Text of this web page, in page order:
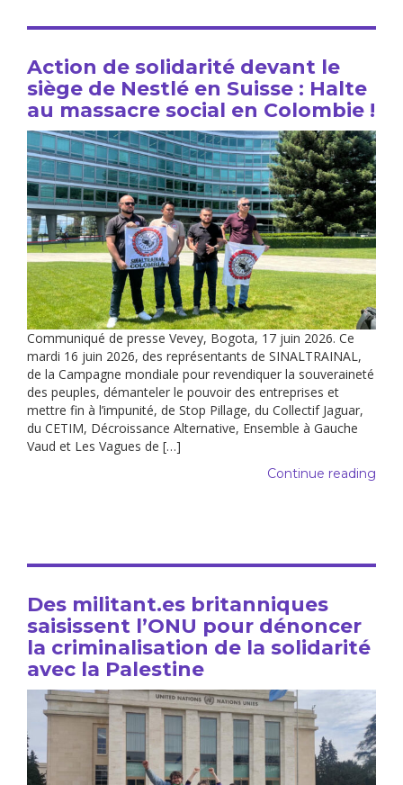
Action de solidarité devant le
siège de Nestlé en Suisse : Halte
au massacre social en Colombie !
Communiqué de presse Vevey, Bogota, 17 juin 2026. Ce
mardi 16 juin 2026, des représentants de SINALTRAINAL,
de la Campagne mondiale pour revendiquer la souveraineté
des peuples, démanteler le pouvoir des entreprises et
mettre fin à l’impunité, de Stop Pillage, du Collectif Jaguar,
du CETIM, Décroissance Alternative, Ensemble à Gauche
Vaud et Les Vagues de […]
Continue reading
Des militant.es britanniques
saisissent l’ONU pour dénoncer
la criminalisation de la solidarité
avec la Palestine